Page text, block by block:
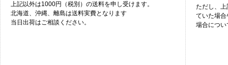
上記以外は1000円（税別）の送料を申し受けます。
北海道、沖縄、離島は送料実費となります
当日出荷はご相談ください。
ただし、
ていた場
場合につ